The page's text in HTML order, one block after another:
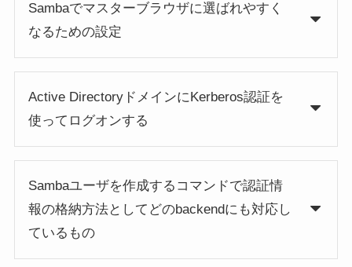
Sambaでマスターブラウザに選ばれやすく
なるための設定
Active DirectoryドメインにKerberos認証を
使ってログオンする
Sambaユーザを作成するコマンドで認証情
報の格納方法としてどのbackendにも対応し
ているもの